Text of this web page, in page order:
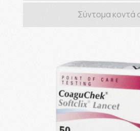
Σύντομα κοντά